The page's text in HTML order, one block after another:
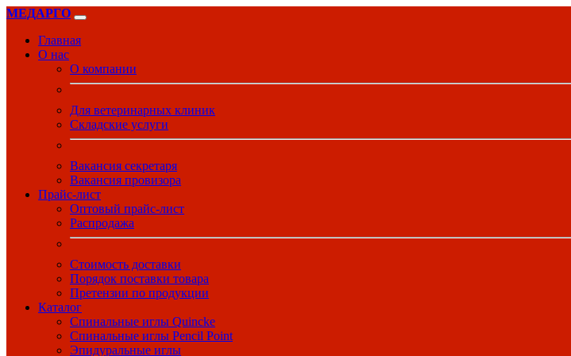
МЕДАРГО
Главная
О нас
О компании
Для ветеринарных клиник
Складские услуги
Вакансия секретаря
Вакансия провизора
Прайс-лист
Оптовый прайс-лист
Распродажа
Стоимость доставки
Порядок поставки товара
Претензии по продукции
Каталог
Спинальные иглы Quincke
Спинальные иглы Pencil Point
Эпидуральные иглы